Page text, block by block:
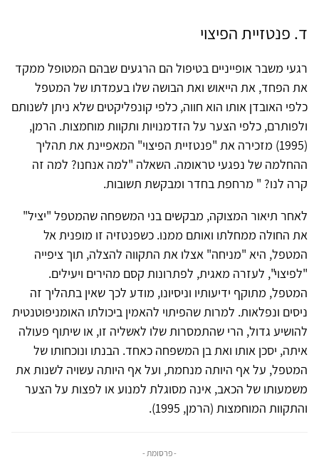
ד. פנטזיית הפיצוי
רגעי משבר אופייניים בטיפול הם הרגעים שבהם המטופל ממקד
את הפחד, את הייאוש ואת הבושה שלו בעמדתו של המטפל
כלפי האובדן אותו הוא חווה, כלפי קונפליקטים שלא ניתן לשנותם
ולפותרם, כלפי הצער על הזדמנויות ותקוות מוחמצות. הרמן,
(1995) מזכירה את "פנטזיית הפיצוי" המאפיינת את תהליך
ההחלמה של נפגעי טראומה. השאלה "למה אנחנו? למה זה
קרה לנו? " מרחפת בחדר ומבקשת תשובות.
לאחר תיאור המצוקה, מבקשים בני המשפחה שהמטפל "יציל"
את החולה ממחלתו ואותם ממנו. כשפנטזיה זו מופנית אל
המטפל, היא "מניחה" אצלו את התקווה להצלה, תוך ציפייה
"לפיצוי", לעזרה מאגית, לפתרונות קסם מהירים ויעילים.
המטפל, מתוקף ידיעותיו וניסיונו, מודע לכך שאין בתהליך זה
ניסים ונפלאות. למרות שהפיתוי להאמין ביכולתו האומניפוטנטית
להושיע גדול, הרי שהתמסרות שלו לאשליה זו, או שיתוף פעולה
איתה, יסכן אותו ואת בן המשפחה כאחד. הבנתו ונוכחותו של
המטפל, על אף היותה מנחמת, ועל אף היותה עשויה לשנות את
משמעותו של הכאב, אינה מסוגלת למנוע או לפצות על הצער
והתקוות המוחמצות (הרמן, 1995).
- פרסומת -